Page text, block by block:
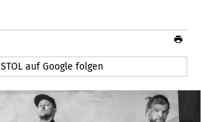
STOL auf Google folgen